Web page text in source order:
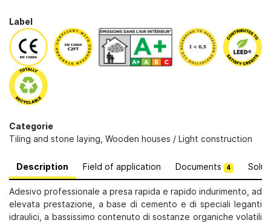
Description Field of application Documents 4
Adesivo professionale a presa rapida e rapido indurimento, ad
elevata prestazione, a base di cemento e di speciali leganti
idraulici, a bassissimo contenuto di sostanze organiche volatili
Label
Categorie
Tiling and stone laying Wooden houses / Light construction